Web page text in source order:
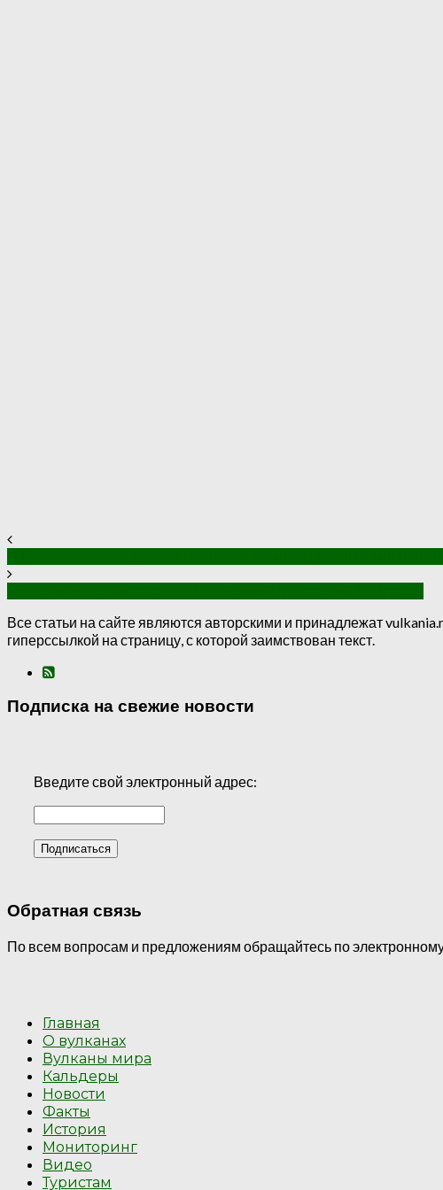
Все статьи на сайте являются авторскими и принадлежат
гиперссылкой на страницу, с которой заимствован текст.
Подписка на свежие новости
Введите свой электронный адрес:
Обратная связь
По всем вопросам и предложениям обращайтесь по
Главная
О вулканах
Вулканы мира
Кальдеры
Новости
Факты
История
Мониторинг
Видео
Туристам